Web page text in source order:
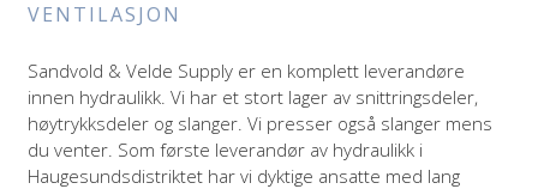
VENTILASJON
Sandvold & Velde Supply er en komplett leverandøre
innen hydraulikk. Vi har et stort lager av snittringsdeler,
høytrykksdeler og slanger. Vi presser også slanger mens
du venter. Som første leverandør av hydraulikk i
Haugesundsdistriktet har vi dyktige ansatte med lang